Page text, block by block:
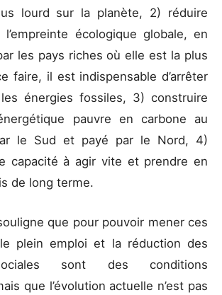
lourd sur la planète, 2) réduire
l’empreinte écologique globale, en
les pays riches où elle est la plus
faire, il est indispensable d’arrêter
énergies fossiles, 3) construire
pauvre en carbone au
le Sud et payé par le Nord, 4)
capacité à agir vite et prendre en
de long terme.
que pour pouvoir mener ces
plein emploi et la réduction des
sont des conditions
que l’évolution actuelle n’est pas